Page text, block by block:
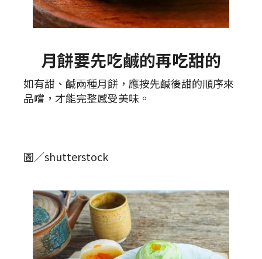
月餅要先吃鹹的再吃甜的
如有甜、鹹兩種月餅，應按先鹹後甜的順序來
品嚐，才能完整感受美味。
圖／shutterstock